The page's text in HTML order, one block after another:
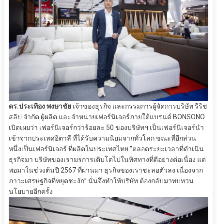
ดร.ประเทือง พงษาชัยเจ้าของธุรกิจ และกรรมการผู้จัดการบริษัท รีริช
สลิป จำกัด ผู้ผลิต และจำหน่ายเฟอร์นิเจอร์ภายใต้แบรนด์ BONSONO
เปิดเผยว่า เฟอร์นิเจอร์กว่าร้อยละ 50 ของบริษัทฯ เป็นเฟอร์นิเจอร์นำ
เข้าจากประเทศอิตาลี ที่ได้รับความนิยมจากทั่วโลก ขณะที่อีกส่วน
หนึ่งเป็นเฟอร์นิเจอร์ ที่ผลิตในประเทศไทย “ตลอดระยะเวลาที่ดำเนิน
ธุรกิจมา บริษัทของเรามรการเติบโตไปในทิศทางที่ดีอย่างต่อเนื่อง แต่
พอมาในช่วงต้นปี 2567 ที่ผ่านมา ธุรกิจของเราชะลอตัวลง เนื่องจาก
ภาวะเศรษฐกิจที่หยุดชะงัก” นั่นจึงทำให้บริษัท ต้องกลับมาทบทวน
นโยบายอีกครั้ง